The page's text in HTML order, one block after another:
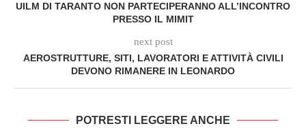
UILM DI TARANTO NON PARTECIPERANNO ALL’INCONTRO
PRESSO IL MIMIT
next post
AEROSTRUTTURE, SITI, LAVORATORI E ATTIVITÀ CIVILI
DEVONO RIMANERE IN LEONARDO
POTRESTI LEGGERE ANCHE